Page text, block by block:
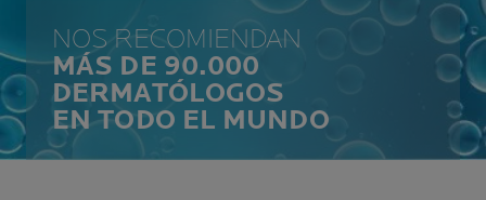
NOS RECOMIENDAN
MÁS DE 90.000
DERMATÓLOGOS
EN TODO EL MUNDO